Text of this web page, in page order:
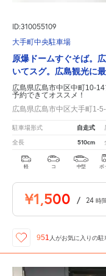
ID:310055109
大手町中央駐車場
原爆ドームすぐそば。
いてスグ。広島観光に
広島県広島市中区中町10-
予約できてオススメ！
広島県広島市中区大手町1-
駐車場形式 自走式
全長 510cm
軽 コ 中型 ボ
¥1,500 / 24 時
951 人がお気に入りの駐